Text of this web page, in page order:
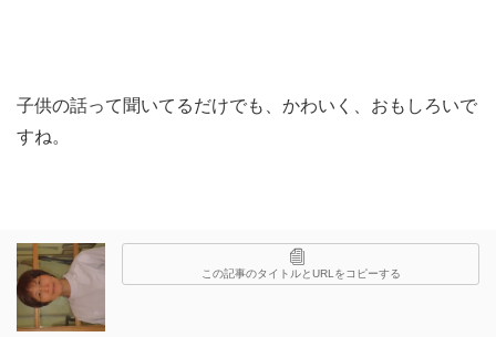
子供の話って聞いてるだけでも、かわいく、おもしろいで
すね。
この記事のタイトルとURLをコピーする